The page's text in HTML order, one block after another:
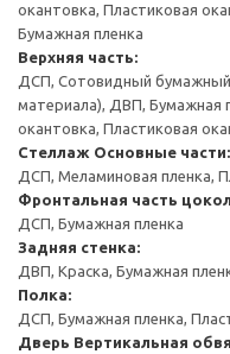
окантовка, Пластиковая
Бумажная пленка
Верхняя часть:
ДСП, Сотовидный бумажный
материала), ДВП, Бумажная
окантовка, Пластиковая
Стеллаж Основные части:
ДСП, Меламиновая пленка,
Фронтальная часть
ДСП, Бумажная пленка
Задняя стенка:
ДВП, Краска, Бумажная
Полка:
ДСП, Бумажная пленка,
Дверь Вертикальная